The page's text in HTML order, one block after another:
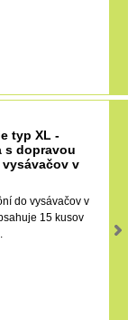
typ XL -
s dopravou
v
do vysávačov v
15 kusov